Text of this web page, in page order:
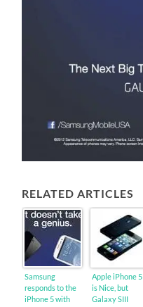
RELATED ARTICLES
Samsung
responds to the
iPhone 5 with
Apple iPhone 5
is Nice, but
Galaxy SIII